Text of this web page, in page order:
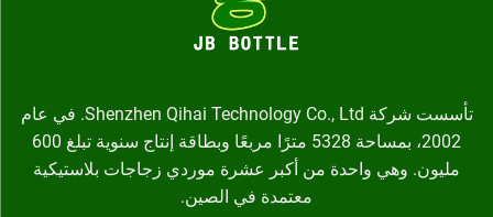
تأسست شركة Shenzhen Qihai Technology Co., Ltd. في عام
2002، بمساحة 5328 مترًا مربعًا وبطاقة إنتاج سنوية تبلغ 600
مليون. وهي واحدة من أكبر عشرة موردي زجاجات بلاستيكية
معتمدة في الصين.